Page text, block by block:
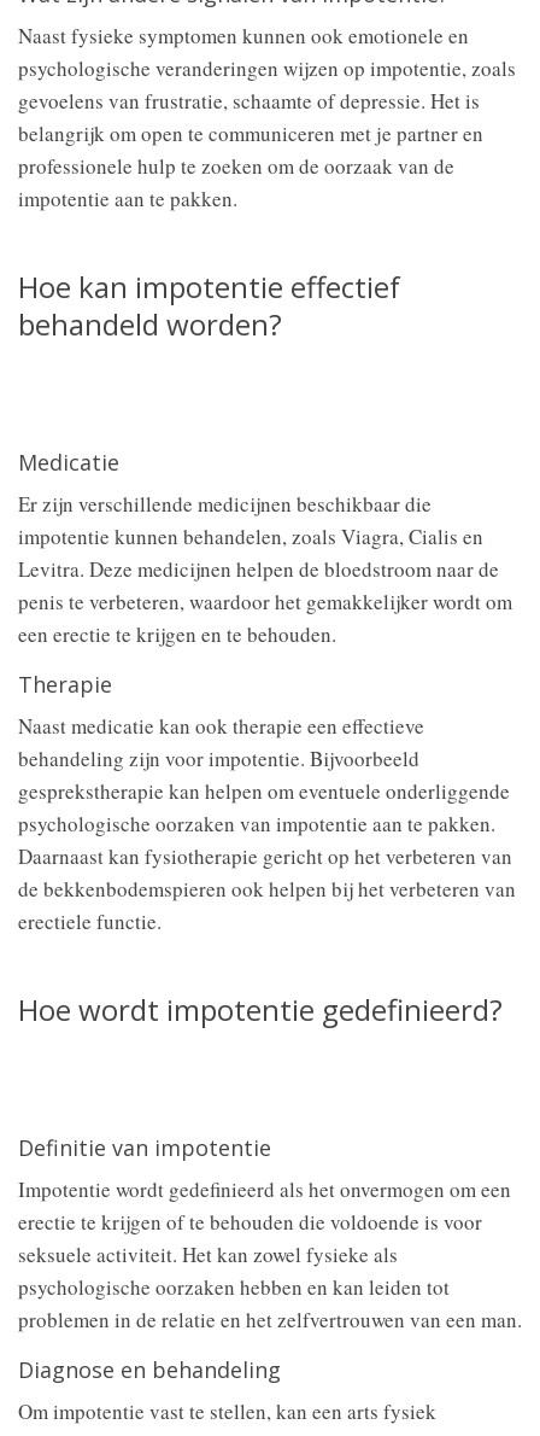
Naast fysieke symptomen kunnen ook emotionele en
psychologische veranderingen wijzen op impotentie, zoals
gevoelens van frustratie, schaamte of depressie. Het is
belangrijk om open te communiceren met je partner en
professionele hulp te zoeken om de oorzaak van de
impotentie aan te pakken.
Hoe kan impotentie effectief
behandeld worden?
Medicatie
Er zijn verschillende medicijnen beschikbaar die
impotentie kunnen behandelen, zoals Viagra, Cialis en
Levitra. Deze medicijnen helpen de bloedstroom naar de
penis te verbeteren, waardoor het gemakkelijker wordt om
een erectie te krijgen en te behouden.
Therapie
Naast medicatie kan ook therapie een effectieve
behandeling zijn voor impotentie. Bijvoorbeeld
gesprekstherapie kan helpen om eventuele onderliggende
psychologische oorzaken van impotentie aan te pakken.
Daarnaast kan fysiotherapie gericht op het verbeteren van
de bekkenbodemspieren ook helpen bij het verbeteren van
erectiele functie.
Hoe wordt impotentie gedefinieerd?
Definitie van impotentie
Impotentie wordt gedefinieerd als het onvermogen om een
erectie te krijgen of te behouden die voldoende is voor
seksuele activiteit. Het kan zowel fysieke als
psychologische oorzaken hebben en kan leiden tot
problemen in de relatie en het zelfvertrouwen van een man.
Diagnose en behandeling
Om impotentie vast te stellen, kan een arts fysiek